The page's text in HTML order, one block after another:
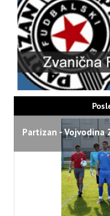
Partizan -